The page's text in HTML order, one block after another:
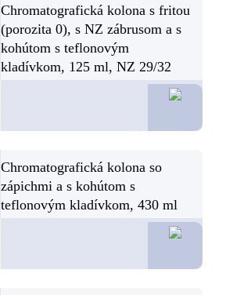
Chromatografická kolona s fritou
(porozita 0), s NZ zábrusom a s
kohútom s teflonovým
kladívkom, 125 ml, NZ 29/32
Chromatografická kolona so
zápichmi a s kohútom s
teflonovým kladívkom, 430 ml